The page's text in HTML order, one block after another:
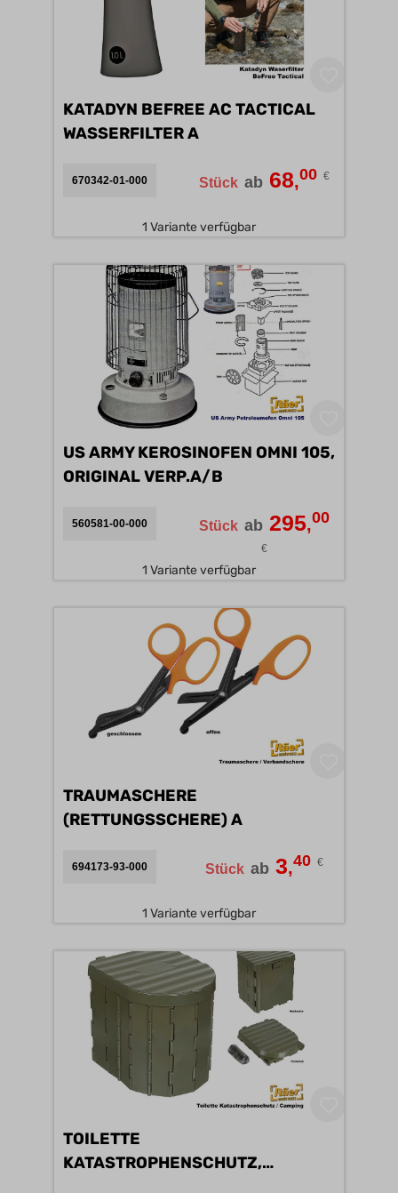
KATADYN BEFREE AC TACTICAL
WASSERFILTER A
670342-01-000 Stück ab 68,00 €
1 Variante verfügbar
US ARMY KEROSINOFEN OMNI 105,
ORIGINAL VERP.A/B
560581-00-000 Stück ab 295,00
€
1 Variante verfügbar
TRAUMASCHERE
(RETTUNGSSCHERE) A
694173-93-000 Stück ab 3,40 €
1 Variante verfügbar
TOILETTE
KATASTROPHENSCHUTZ,